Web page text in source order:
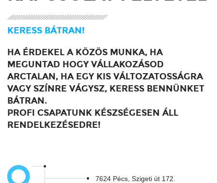
KERESS BÁTRAN!
HA ÉRDEKEL A KÖZÖS MUNKA, HA
MEGUNTAD HOGY VÁLLAKOZÁSOD
ARCTALAN, HA EGY KIS VÁLTOZATOSSÁGRA
VAGY SZÍNRE VÁGYSZ, KERESS BENNÜNKET
BÁTRAN.
PROFI CSAPATUNK KÉSZSÉGESEN ÁLL
RENDELKEZÉSEDRE!
7624 Pécs, Szigeti út 172.